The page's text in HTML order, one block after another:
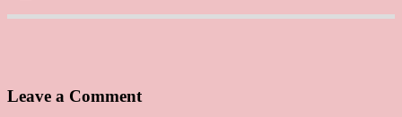
Leave a Comment